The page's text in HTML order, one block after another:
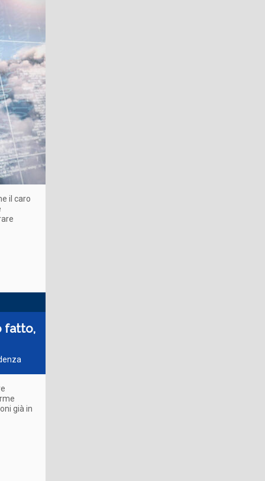
il caro
fatto,
già in